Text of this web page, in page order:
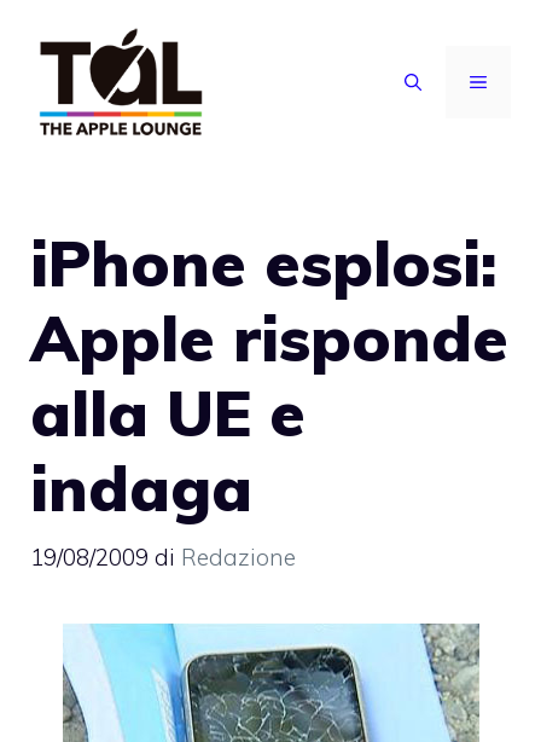
contenuto
MENU
iPhone esplosi:
Apple risponde
alla UE e
indaga
19/08/2009 di Redazione